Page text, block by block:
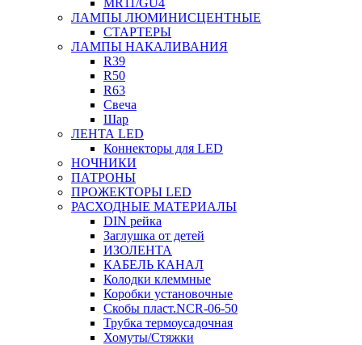
MR11/GU4
ЛАМПЫ ЛЮМИНИСЦЕНТНЫЕ
СТАРТЕРЫ
ЛАМПЫ НАКАЛИВАНИЯ
R39
R50
R63
Свеча
Шар
ЛЕНТА LED
Коннекторы для LED
НОЧНИКИ
ПАТРОНЫ
ПРОЖЕКТОРЫ LED
РАСХОДНЫЕ МАТЕРИАЛЫ
DIN рейка
Заглушка от детей
ИЗОЛЕНТА
КАБЕЛЬ КАНАЛ
Колодки клеммные
Коробки установочные
Скобы пласт.NCR-06-50
Трубка термоусадочная
Хомуты/Стяжки